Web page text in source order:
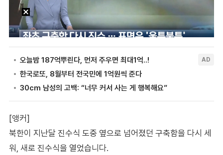
[앵커]
북한이 지난달 진수식 도중 옆으로 넘어졌던 구축함을 다시 세
워, 새로 진수식을 열었습니다.